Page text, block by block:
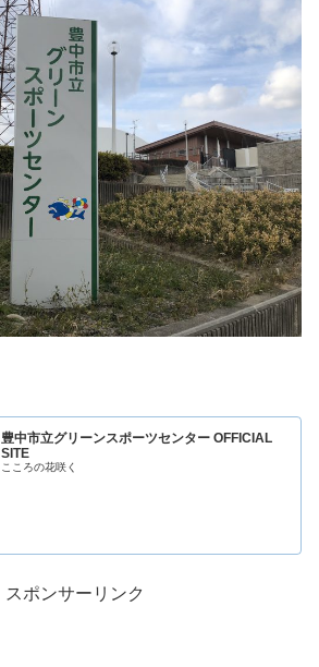
豊中市立グリーンスポーツセンター OFFICIAL
SITE
こころの花咲く
スポンサーリンク